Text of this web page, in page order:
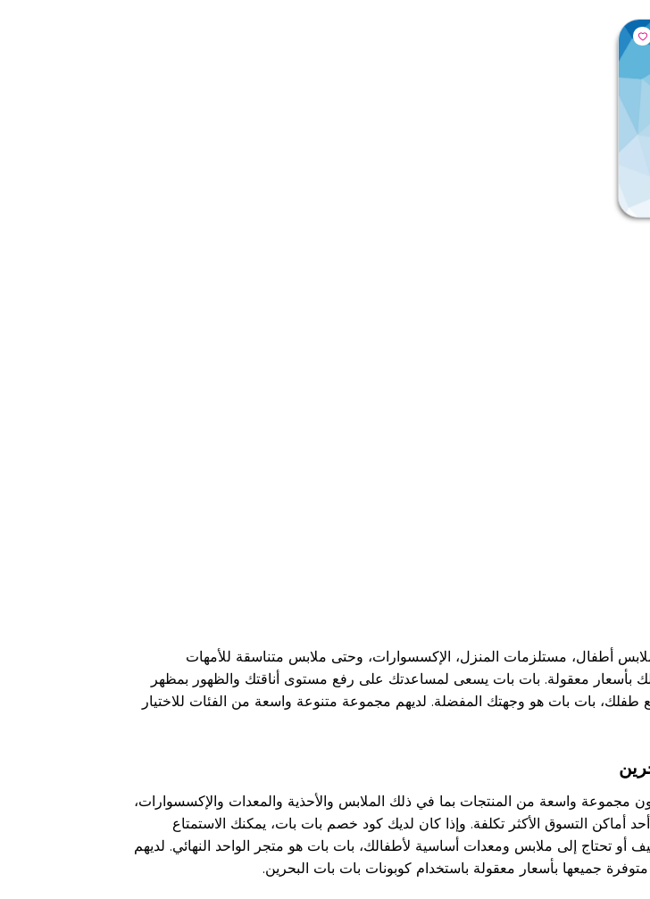
أطفال، مستلزمات المنزل، الإكسسوارات، وحتى ملابس متناسقة للأمهات
بأسعار معقولة. بات بات يسعى لمساعدتك على رفع مستوى أناقتك والظهور بمظهر
طفلك، بات بات هو وجهتك المفضلة. لديهم مجموعة متنوعة واسعة من الفئات للاختيار
مجموعة واسعة من المنتجات بما في ذلك الملابس والأحذية والمعدات والإكسسوارات،
التسوق الأكثر تكلفة. وإذا كان لديك كود خصم بات بات، يمكنك الاستمتاع
تحتاج إلى ملابس ومعدات أساسية لأطفالك، بات بات هو متجر الواحد النهائي. لديهم
جميعها بأسعار معقولة باستخدام كوبونات بات بات البحرين.